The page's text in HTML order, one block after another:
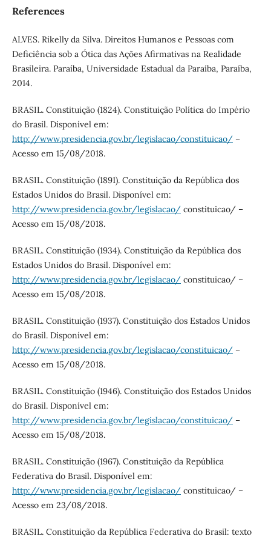
References
ALVES. Rikelly da Silva. Direitos Humanos e Pessoas com
Deficiência sob a Ótica das Ações Afirmativas na Realidade
Brasileira. Paraíba, Universidade Estadual da Paraíba, Paraíba,
2014.
BRASIL. Constituição (1824). Constituição Política do Império
do Brasil. Disponível em:
http://www.presidencia.gov.br/legislacao/constituicao/–
Acesso em 15/08/2018.
BRASIL. Constituição (1891). Constituição da República dos
Estados Unidos do Brasil. Disponível em:
http://www.presidencia.gov.br/legislacao/constituicao/ –
Acesso em 15/08/2018.
BRASIL. Constituição (1934). Constituição da República dos
Estados Unidos do Brasil. Disponível em:
http://www.presidencia.gov.br/legislacao/constituicao/ –
Acesso em 15/08/2018.
BRASIL. Constituição (1937). Constituição dos Estados Unidos
do Brasil. Disponível em:
http://www.presidencia.gov.br/legislacao/constituicao/–
Acesso em 15/08/2018.
BRASIL. Constituição (1946). Constituição dos Estados Unidos
do Brasil. Disponível em:
http://www.presidencia.gov.br/legislacao/constituicao/–
Acesso em 15/08/2018.
BRASIL. Constituição (1967). Constituição da República
Federativa do Brasil. Disponível em:
http://www.presidencia.gov.br/legislacao/constituicao/ –
Acesso em 23/08/2018.
BRASIL. Constituição da República Federativa do Brasil: texto